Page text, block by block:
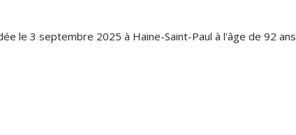
le 3 septembre 2025 à Haine-Saint-Paul à l'âge de 92 ans